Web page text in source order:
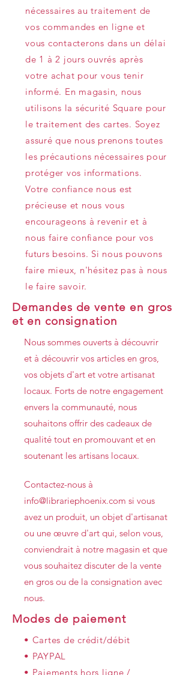
nécessaires au traitement de
vos commandes en ligne et
vous contacterons dans un délai
de 1 à 2 jours ouvrés après
votre achat pour vous tenir
informé. En magasin, nous
utilisons la sécurité Square pour
le traitement des cartes. Soyez
assuré que nous prenons toutes
les précautions nécessaires pour
protéger vos informations.
Votre confiance nous est
précieuse et nous vous
encourageons à revenir et à
nous faire confiance pour vos
futurs besoins. Si nous pouvons
faire mieux, n'hésitez pas à nous
le faire savoir.
Demandes de vente en gros
et en consignation
Nous sommes ouverts à découvrir
et à découvrir vos articles en gros,
vos objets d'art et votre artisanat
locaux. Forts de notre engagement
envers la communauté, nous
souhaitons offrir des cadeaux de
qualité tout en promouvant et en
soutenant les artisans locaux.
Contactez-nous à
info@librariephoenix.com si vous
avez un produit, un objet d'artisanat
ou une œuvre d'art qui, selon vous,
conviendrait à notre magasin et que
vous souhaitez discuter de la vente
en gros ou de la consignation avec
nous.
Modes de paiement
• Cartes de crédit/débit
• PAYPAL
• Paiements hors ligne /